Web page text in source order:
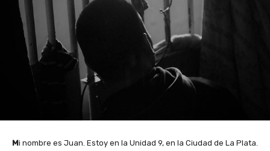
Mi nombre es Juan. Estoy en la Unidad 9, en la Ciudad de La Plata.